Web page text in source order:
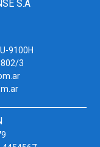
S.A
9100H
3